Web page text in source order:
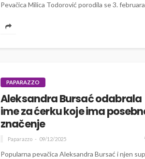
Pevačica Milica Todorović porodila se 3.
Bogdan,...
PAPARAZZO
Aleksandra Bursać odabrala
ime za ćerku koje ima
značenje
Paparazzo 09/12/2025
Popularna pevačica Aleksandra Bursać i njen